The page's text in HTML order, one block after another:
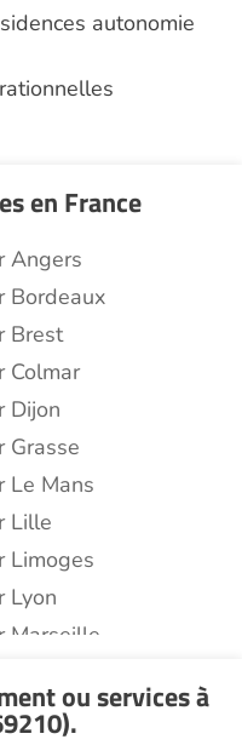
autonomie
en France
Angers
Bordeaux
Brest
Colmar
Dijon
Grasse
Le Mans
Lille
Limoges
Lyon
Marseille
Montélimar
ou servicesà
.